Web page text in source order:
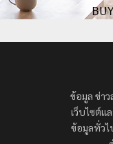
ข้อมูล ข่า
เว็บไซต์แ
ข้อมูลทั่วไ